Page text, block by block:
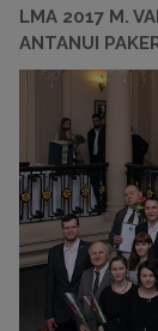
LMA 2017 M.
ANTANUI